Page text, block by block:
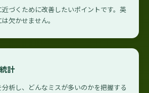
づくために改善したいポイントです。英
欠かせません。
計
析し、どんなミスが多いのかを把握する